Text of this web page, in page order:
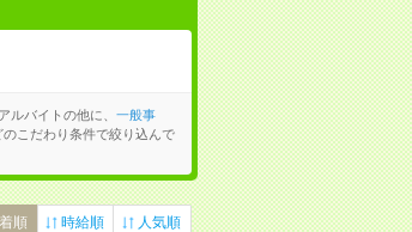
ルバイトの他に、 一般事
のこだわり条件で絞り込んで
順 時給順 人気順